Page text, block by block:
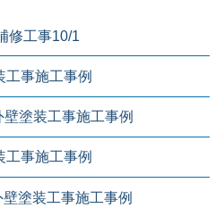
修工事10/1
工事施工事例
塗装工事施工事例
工事施工事例
塗装工事施工事例